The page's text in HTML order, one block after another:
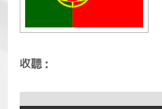
收聽：